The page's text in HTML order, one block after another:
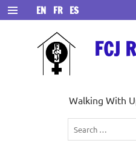
Skip
to
content
FCJ
Walking With
EN FR ES